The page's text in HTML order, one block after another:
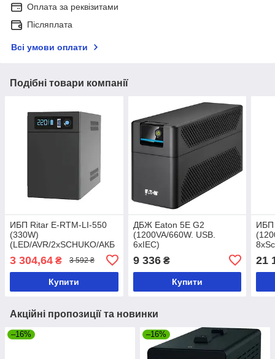
Оплата за реквізитами
Післяплата
Всі умови оплати
Подібні товари компанії
ИБП Ritar E-RTM-LI-550
(330W)
(LED/AVR/2xSCHUKO/АКБ
3 304,64 ₴ 3 592 ₴
Купити
ДБЖ Eaton 5E G2
(1200VA/660W. USB.
6xIEC)
9 336₴
Купити
ИБП
21
Акційні пропозиції та новинки
–16% –16%